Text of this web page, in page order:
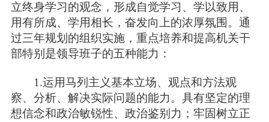
立终身学习的观念，形成自觉学习、学以致用、
用有所成、学用相长，奋发向上的浓厚氛围。通
过三年规划的组织实施，重点培养和提高机关干
部特别是领导班子的五种能力：
1.运用马列主义基本立场、观点和方法观
察、分析、解决实际问题的能力。具有坚定的理
想信念和政治敏锐性、政治鉴别力；牢固树立正